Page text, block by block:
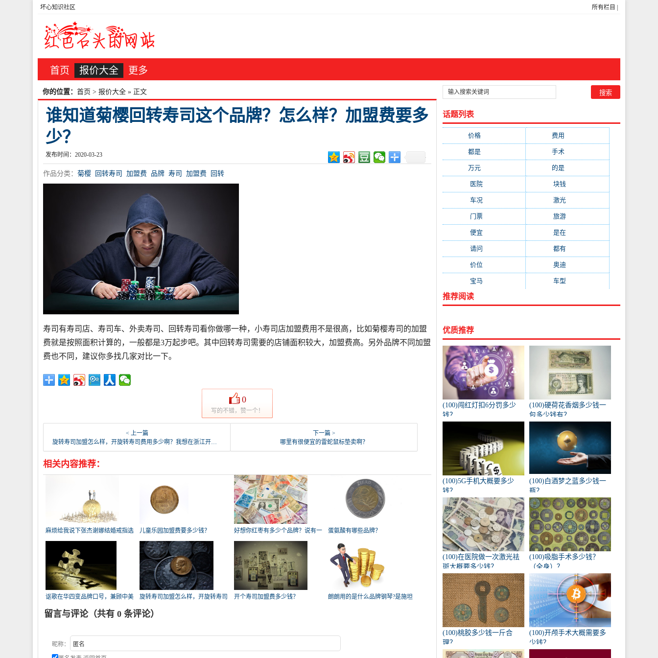
所有栏目
坏心知识社区
首页 报价大全 更多
你的位置： 首页 > 报价大全 » 正文
谁知道菊樱回转寿司这个品牌？怎么样？加盟费要多
少？
发布时间：2020-03-23
作品分类： 菊樱 回转寿司 加盟费 品牌 寿司 加盟费 回转
寿司有寿司店、寿司车、外卖寿司、回转寿司看你做哪一种，小寿司店加盟费用不是很高，比如菊樱寿司的加盟
费就是按照面积计算的，一般都是3万起步吧。其中回转寿司需要的店铺面积较大，加盟费高。另外品牌不同加盟
费也不同，建议你多找几家对比一下。
0
写的不错，赞一个！
< 上一篇
旋转寿司加盟怎么样，开旋转寿司费用多少啊？我想在浙江开一家旋转寿司店？
下一篇 >
哪里有很便宜的雷蛇鼠标垫卖啊？
相关内容推荐：
麻烦给我说下张杰谢娜结婚戒指选
儿童乐园加盟费要多少钱？
好想你红枣有多少个品牌？说有一
百多
蛋氨酸有哪些品牌？
讴歌在华四变品牌口号，兼顾中美
需求
旋转寿司加盟怎么样，开旋转寿司
费用
开个寿司加盟费多少钱？
朗朗用的是什么品牌钢琴?是施坦
留言与评论（共有 0 条评论）
昵称：
话题列表
价格 费用
都是 手术(1536)
万元 的是(1059)
医院(647) 块钱
车况(582) 激光
门票(564) 旅游
便宜 是在
请问 都有
价位 奥迪
宝马 车型
推荐阅读
优质推荐
(100)闯红灯扣6分罚多少
钱？
(100)硬荷花香烟多少钱一
包多少钱有？
(100)5G手机大概要多少
钱？
(100)白酒梦之蓝多少钱一
瓶？
(100)在医院做一次激光祛
斑大概要多少钱？
(100)吸脂手术多少钱？
（全身）？
(100)桃胶多少钱一斤合
理？
(100)开颅手术大概需要多
少钱？